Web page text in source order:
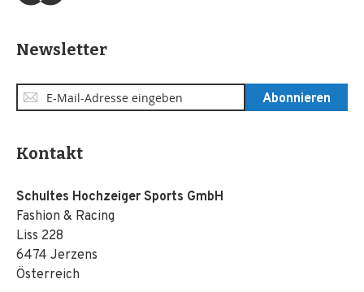
Newsletter
Anmeldung
zum
Abonnieren
Kontakt
Schultes Hochzeiger Sports GmbH
Fashion & Racing
Liss 228
6474 Jerzens
Österreich